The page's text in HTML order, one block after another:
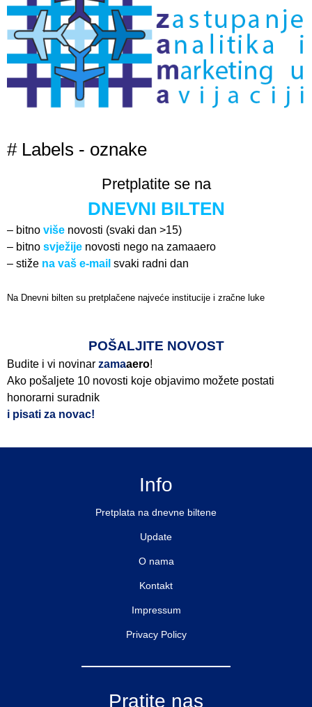
# Labels - oznake
Pretplatite se na
DNEVNI BILTEN
– bitno više novosti (svaki dan >15)
– bitno svježije novosti nego na zamaaero
– stiže na vaš e-mail svaki radni dan
Na Dnevni bilten su pretplačene najveće institucije i zračne luke
POŠALJITE NOVOST
Budite i vi novinar zamaaero!
Ako pošaljete 10 novosti koje objavimo možete postati
honorarni suradnik
i pisati za novac!
Info
Pretplata na dnevne biltene
Update
O nama
Kontakt
Impressum
Privacy Policy
Pratite nas